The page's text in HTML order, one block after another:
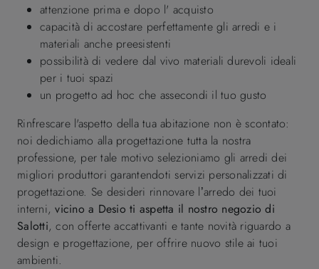
attenzione prima e dopo l' acquisto
capacità di accostare perfettamente gli arredi e i
materiali anche preesistenti
possibilità di vedere dal vivo materiali durevoli ideali
per i tuoi spazi
un progetto ad hoc che assecondi il tuo gusto
Rinfrescare l'aspetto della tua abitazione non è scontato:
noi dedichiamo alla progettazione tutta la nostra
professione, per tale motivo selezioniamo gli arredi dei
migliori produttori garantendoti servizi personalizzati di
progettazione. Se desideri rinnovare l’arredo dei tuoi
interni,vicino a Desio ti aspetta il nostro negozio di
Salotti, con offerte accattivanti e tante novità riguardo a
design e progettazione, per offrire nuovo stile ai tuoi
ambienti.